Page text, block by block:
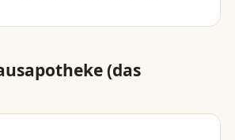
(das